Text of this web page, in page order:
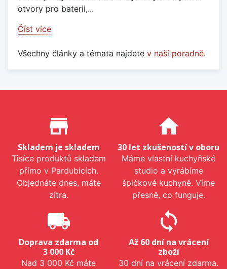
otvory pro baterii,...
Číst více
Všechny články a témata najdete v naší poradně.
Proč nakupovat u nás?
store_mall_directory
Skladem je skladem
Tisíce produktů skladem
přímo v Pardubicích.
Objednáte dnes, máte
zítra.
home
30 let zkušeností v oboru
Máme vlastní kuchyňské
studio a vyrábíme
špičkové kuchyně. Víme
přesně, co funguje.
local_shipping
Doprava zdarma od
3 000 Kč
Nad 3 000 Kč máte
sync
Až 60 dní na vrácení
zboží
30 dní na vrácení zdarma.